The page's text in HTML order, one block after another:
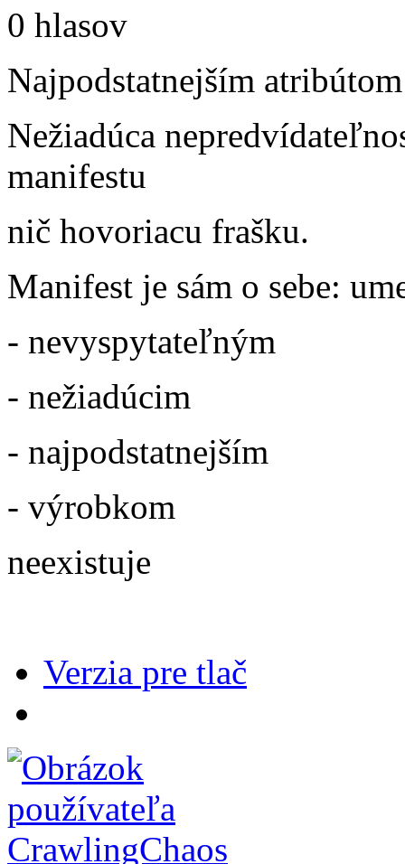
0 hlasov
Najpodstatnejším
Nežiadúca
manifestu
nič hovoriacu frašku.
Manifest je sám o sebe:
- nevyspytateľným
- nežiadúcim
- najpodstatnejším
- výrobkom
neexistuje
Verzia pre tlač